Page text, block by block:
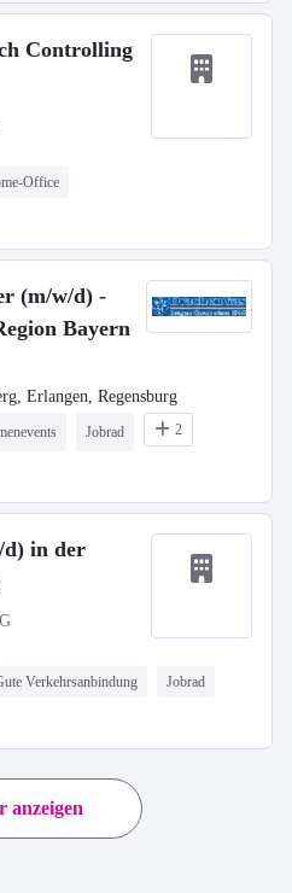
Controlling
Office
(m/w/d) -
Bayern
Erlangen, Regensburg
Jobrad 2
d) in der
Verkehrsanbindung Jobrad
anzeigen